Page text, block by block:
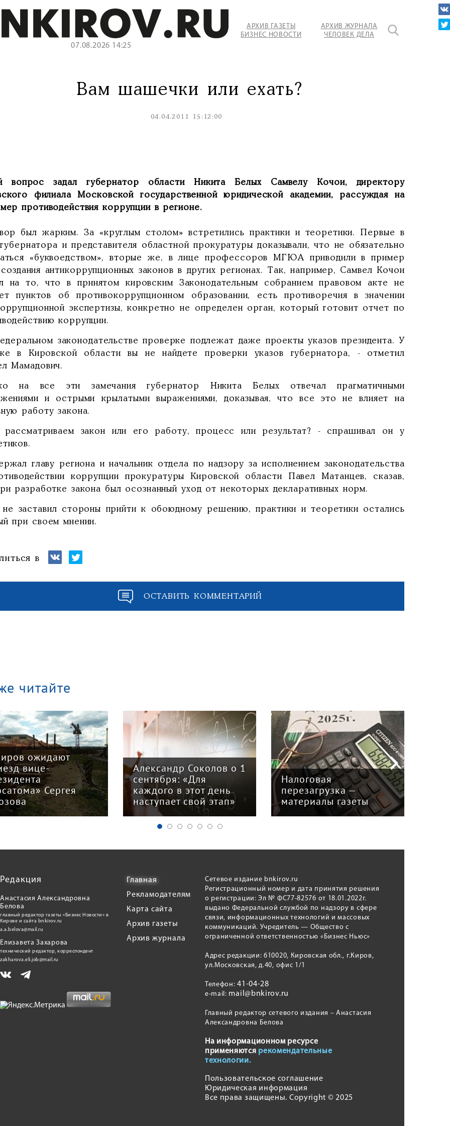
07.08.2026 14:25
АРХИВ ГАЗЕТЫ
БИЗНЕС НОВОСТИ
АРХИВ ЖУРНАЛА
ЧЕЛОВЕК ДЕЛА
Вам шашечки или ехать?
04.04.2011 15:12:00
вопрос задал губернатор области Никита Белых Самвелу Кочои, директору
филиала Московской государственной юридической академии, рассуждая на
противодействия коррупции в регионе.
был жарким. За «круглым столом» встретились практики и теоретики. Первые в
и представителя областной прокуратуры доказывали, что не обязательно
«буквоедством», вторые же, в лице профессоров МГЮА приводили в пример
антикоррупционных законов в других регионах. Так, например, Самвел Кочои
на то, что в принятом кировским Законодательным собранием правовом акте не
пунктов об противокоррупционном образовании, есть противоречия в значении
экспертизы, конкретно не определен орган, который готовит отчет по
коррупции.
законодательстве проверке подлежат даже проекты указов президента. У
в Кировской области вы не найдете проверки указов губернатора, - отметил
Мамадович.
на все эти замечания губернатор Никита Белых отвечал прагматичными
и острыми крылатыми выражениями, доказывая, что все это не влияет на
работу закона.
закон или его работу, процесс или результат? - спрашивал он у
главу региона и начальник отдела по надзору за исполнением законодательства
коррупции прокуратуры Кировской области Павел Матанцев, сказав,
разработке закона был осознанный уход от некоторых декларативных норм.
заставил стороны прийти к обоюдному решению, практики и теоретики остались
при своем мнении.
в
ОСТАВИТЬ КОММЕНТАРИЙ
читайте
ожидают
вице-
Сергея
Александр Соколов о 1
сентября: «Для
каждого в этот день
наступает свой этап»
Налоговая
перезагрузка —
материалы газеты
Редакция
Анастасия Александровна
Белова
главный редактор газеты «Бизнес Новости» в
Кирове и сайта bnkirov.ru
a.a.belova@mail.ru
Елизавета Захарова
технический редактор, корреспондент
zakharova.eli.job@mail.ru
Главная
Рекламодателям
Карта сайта
Архив газеты
Архив журнала
Сетевое издание bnkirov.ru
Регистрационный номер и дата принятия решения
о регистрации: Эл № ФС77-82576 от 18.01.2022г.
выдано Федеральной службой по надзору в сфере
связи, информационных технологий и массовых
коммуникаций. Учредитель — Общество с
ограниченной ответственностью «Бизнес Ньюс»
Адрес редакции: 610020, Кировская обл., г.Киров,
ул.Московская, д.40, офис 1/1
Телефон:41-04-28
e-mail: mail@bnkirov.ru
Главный редактор сетевого издания – Анастасия
Александровна Белова
На информационном ресурсе
применяются рекомендательные
технологии.
Пользовательское соглашение
Юридическая информация
Все права защищены. Copyright © 2025